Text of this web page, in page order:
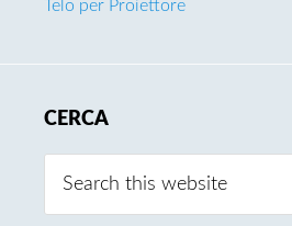
Telo per Proiettore
CERCA
this